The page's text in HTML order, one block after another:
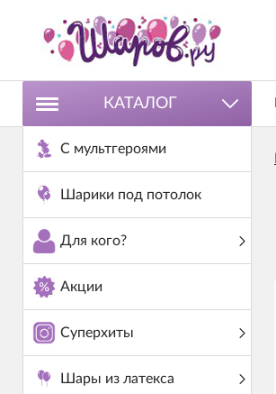
КАТАЛОГ
С мультгероями
Шарики под потолок
Для кого?
Акции
Суперхиты
Шары из латекса